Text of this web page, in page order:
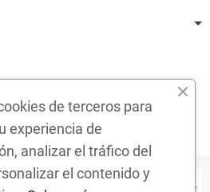
de terceros para
experiencia de
analizar el tráfico del
el contenido y